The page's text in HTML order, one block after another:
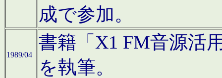
成で参加。
1989/04
書籍「X1 FM音源活
を執筆。